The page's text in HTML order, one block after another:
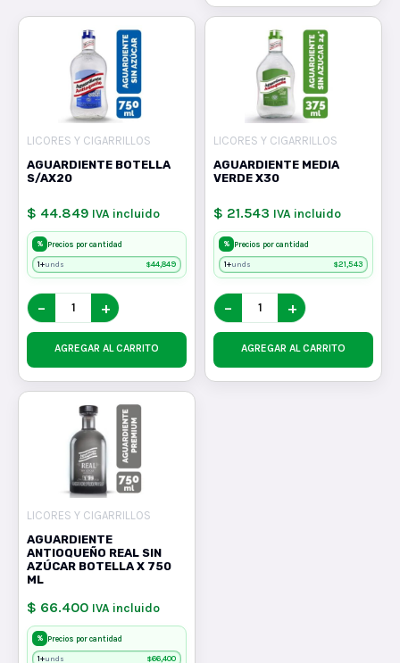
LICORES Y CIGARRILLOS
AGUARDIENTE BOTELLA
S/AX20
$ 44.849 IVA incluido
% Precios por cantidad
1+unds $44,849
− +
AGREGAR AL CARRITO
LICORES Y CIGARRILLOS
AGUARDIENTE MEDIA
VERDE X30
$ 21.543 IVA incluido
% Precios por cantidad
1+unds $21,543
− +
AGREGAR AL CARRITO
LICORES Y CIGARRILLOS
AGUARDIENTE
ANTIOQUEÑO REAL SIN
AZÚCAR BOTELLA X 750
ML
$ 66.400 IVA incluido
% Precios por cantidad
1+unds $66,400